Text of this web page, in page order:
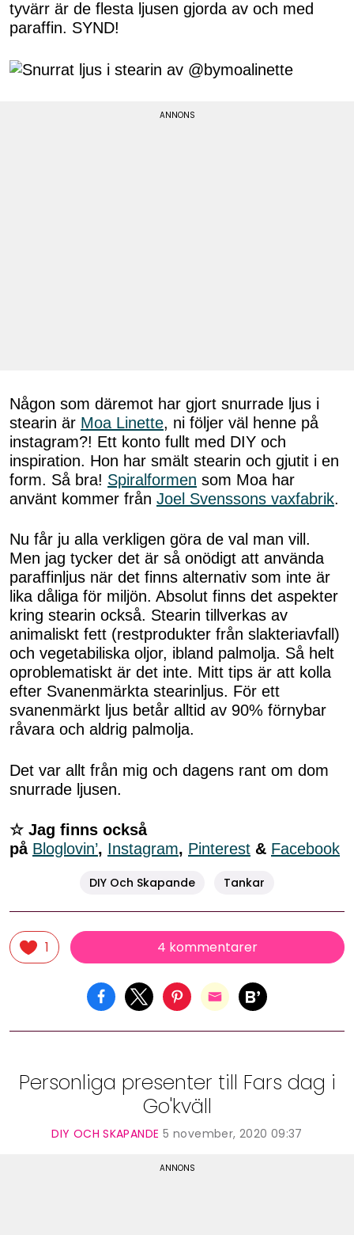
tyvärr är de flesta ljusen gjorda av och med
paraffin. SYND!
Någon som däremot har gjort snurrade ljus i
stearin är Moa Linette, ni följer väl henne på
instagram?! Ett konto fullt med DIY och
inspiration. Hon har smält stearin och gjutit i en
form. Så bra! Spiralformen som Moa har
använt kommer från Joel Svenssons vaxfabrik.
Nu får ju alla verkligen göra de val man vill.
Men jag tycker det är så onödigt att använda
paraffinljus när det finns alternativ som inte är
lika dåliga för miljön. Absolut finns det aspekter
kring stearin också. Stearin tillverkas av
animaliskt fett (restprodukter från slakteriavfall)
och vegetabiliska oljor, ibland palmolja. Så helt
oproblematiskt är det inte. Mitt tips är att kolla
efter Svanenmärkta stearinljus. För ett
svanenmärkt ljus betår alltid av 90% förnybar
råvara och aldrig palmolja.
Det var allt från mig och dagens rant om dom
snurrade ljusen.
☆ Jag finns också
på Bloglovin’, Instagram, Pinterest & Facebook
DIY Och Skapande Tankar
1 4 kommentarer
Personliga presenter till Fars dag i
Go'kväll
DIY OCH SKAPANDE 5 november, 2020 09:37